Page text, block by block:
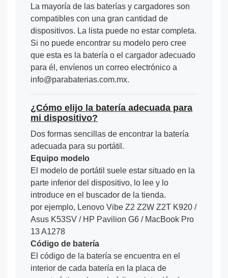
La mayoría de las baterías y cargadores son
compatibles con una gran cantidad de
dispositivos. La lista puede no estar completa.
Si no puede encontrar su modelo pero cree
que esta es la batería o el cargador adecuado
para él, envíenos un correo electrónico a
info@parabaterias.com.mx.
¿Cómo elijo la batería adecuada para
mi dispositivo?
Dos formas sencillas de encontrar la batería
adecuada para su portátil.
Equipo modelo
El modelo de portátil suele estar situado en la
parte inferior del dispositivo, lo lee y lo
introduce en el buscador de la tienda.
por ejemplo, Lenovo Vibe Z2 Z2W Z2T K920 /
Asus K53SV / HP Pavilion G6 / MacBook Pro
13 A1278
Código de batería
El código de la batería se encuentra en el
interior de cada batería en la placa de